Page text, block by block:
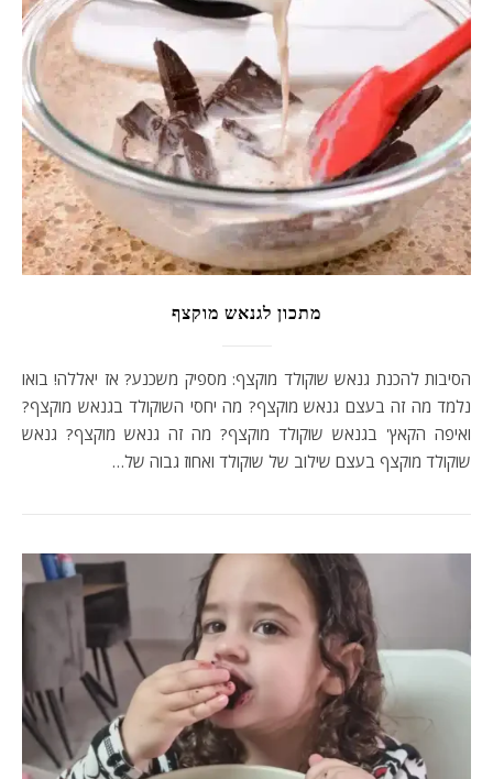
מתכון לגנאש מוקצף
הסיבות להכנת גנאש שוקולד מוקצף: מספיק משכנע? אז יאללה! בואו
נלמד מה זה בעצם גנאש מוקצף? מה יחסי השוקולד בגנאש מוקצף?
ואיפה הקאץ' בגנאש שוקולד מוקצף? מה זה גנאש מוקצף? גנאש
שוקולד מוקצף בעצם שילוב של שוקולד ואחוז גבוה של…